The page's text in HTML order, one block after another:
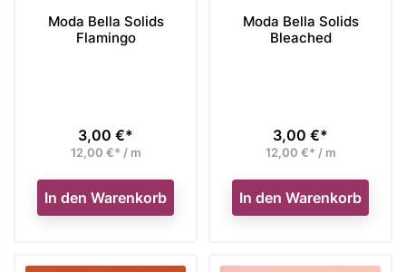
Moda Bella Solids
Flamingo
Preis
3,00 €*
12,00 €* / m
In den Warenkorb
Moda Bella Solids
Bleached
Preis
3,00 €*
12,00 €* / m
In den Warenkorb